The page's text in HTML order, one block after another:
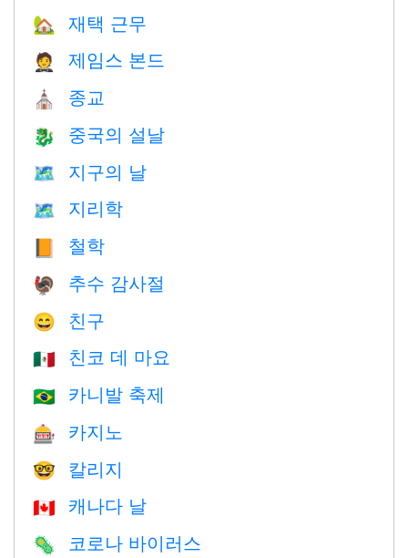
🏡 재택 근무
🤵 제임스 본드
⛪️ 종교
🐉 중국의 설날
🗺️ 지구의 날
🗺 지리학
📙 철학
🦃 추수 감사절
😄 친구
🇲🇽 친코 데 마요
🇧🇷 카니발 축제
🎰 카지노
🤓 칼리지
🇨🇦 캐나다 날
🦠 코로나 바이러스